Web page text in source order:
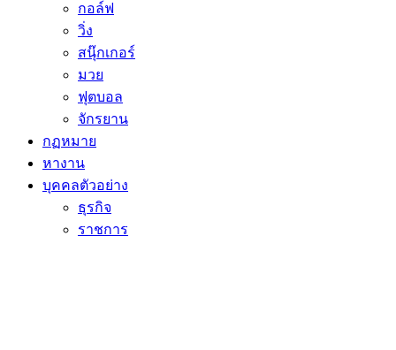
กอล์ฟ
วิ่ง
สนุ๊กเกอร์
มวย
ฟุตบอล
จักรยาน
กฏหมาย
หางาน
บุคคลตัวอย่าง
ธุรกิจ
ราชการ